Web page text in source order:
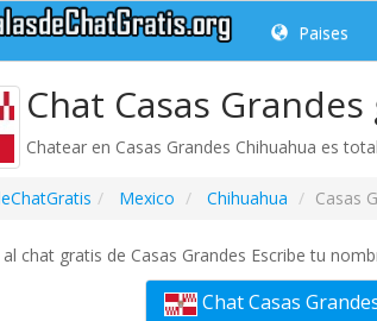
Paises
Chat Casas
Chatear en Casas Grandes Chihuahua es
Mexico Chihuahua Casas
chat gratis de Casas Grandes Escribe tu
Chat Casas